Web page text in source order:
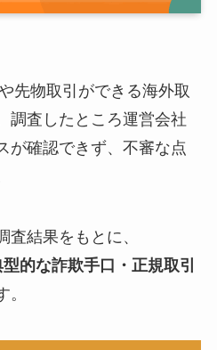
先物取引ができる海外取
調査したところ運営会社
が確認できず、不審な点
結果をもとに、
的な詐欺手口・正規取引